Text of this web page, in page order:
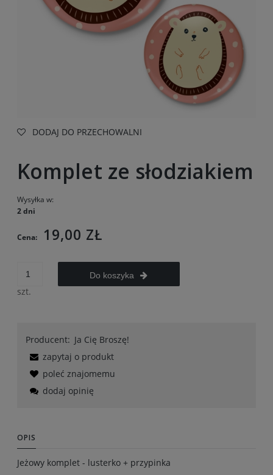
DODAJ DO PRZECHOWALNI
Komplet ze słodziakiem
Wysyłka w:
2 dni
Cena: 19,00 ZŁ
szt.
Do koszyka
Producent: Ja Cię Broszę!
zapytaj o produkt
poleć znajomemu
dodaj opinię
OPIS
Jeżowy komplet - lusterko + przypinka